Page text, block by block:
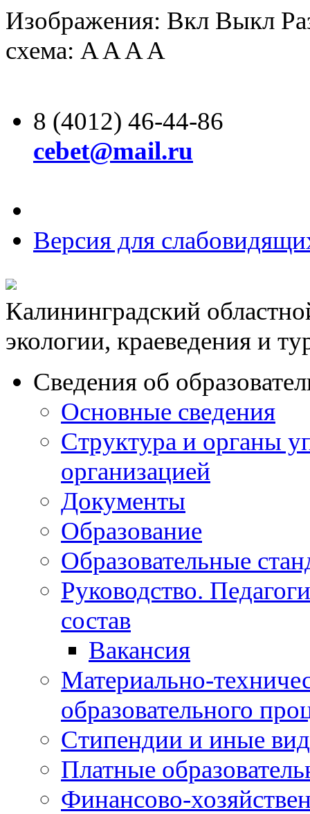
Изображения: Вкл Выкл
схема: AAAA
8 (4012) 46-44-86
cebet@mail.ru
Версия для
Калининградский
экологии, краеведения и
Сведения об
Основные сведения
Структура и органы
организацией
Документы
Образование
Образовательные
Руководство.
состав
Вакансия
Материально-
образовательного
Стипендии и иные
Платные
Финансово-